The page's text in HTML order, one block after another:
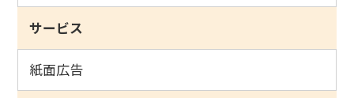
サービス
紙面広告